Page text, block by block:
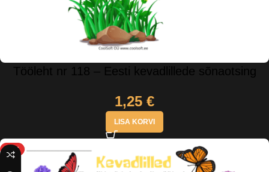
Tööleht nr 118 – Eesti kevadlillede sõnaotsing
1,25 €
LISA KORVI
HOT